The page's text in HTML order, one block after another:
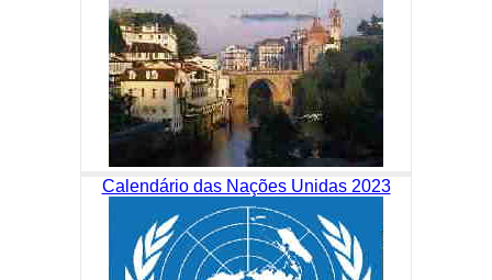
Calendário das Nações Unidas 2023